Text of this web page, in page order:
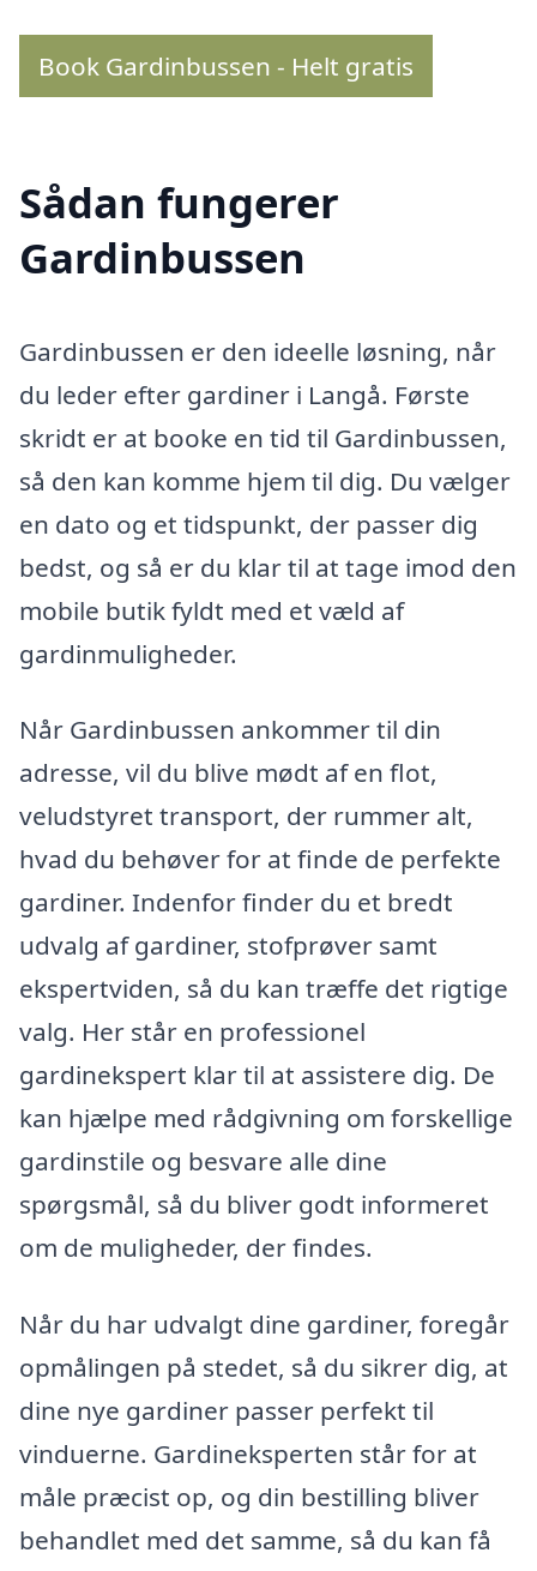
Book Gardinbussen - Helt gratis
Sådan fungerer
Gardinbussen
Gardinbussen er den ideelle løsning, når
du leder efter gardiner i Langå. Første
skridt er at booke en tid til Gardinbussen,
så den kan komme hjem til dig. Du vælger
en dato og et tidspunkt, der passer dig
bedst, og så er du klar til at tage imod den
mobile butik fyldt med et væld af
gardinmuligheder.
Når Gardinbussen ankommer til din
adresse, vil du blive mødt af en flot,
veludstyret transport, der rummer alt,
hvad du behøver for at finde de perfekte
gardiner. Indenfor finder du et bredt
udvalg af gardiner, stofprøver samt
ekspertviden, så du kan træffe det rigtige
valg. Her står en professionel
gardinekspert klar til at assistere dig. De
kan hjælpe med rådgivning om forskellige
gardinstile og besvare alle dine
spørgsmål, så du bliver godt informeret
om de muligheder, der findes.
Når du har udvalgt dine gardiner, foregår
opmålingen på stedet, så du sikrer dig, at
dine nye gardiner passer perfekt til
vinduerne. Gardineksperten står for at
måle præcist op, og din bestilling bliver
behandlet med det samme, så du kan få